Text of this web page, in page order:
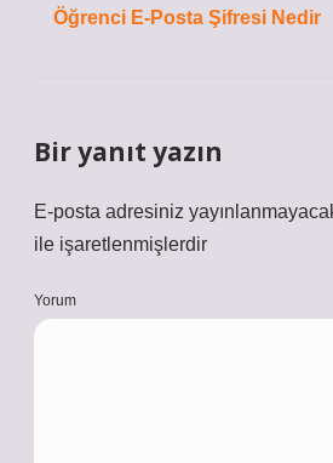
Öğrenci E-Posta Şifresi Nedir
Bir yanıt yazın
E-posta adresiniz
ile işaretlenmişlerdir
Yorum